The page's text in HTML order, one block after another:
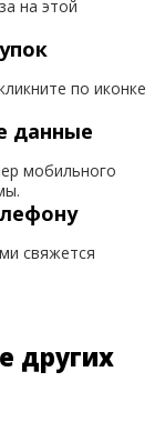
на этой
по иконке
данные
мобильного
свяжется
других